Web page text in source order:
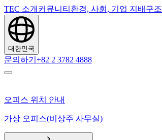
TEC 소개 커뮤니티 환경, 사회, 기업 지배구조
대한민국
문의하기 +82 2 3782 4888
오피스 위치 안내
가상 오피스(비상주 사무실)